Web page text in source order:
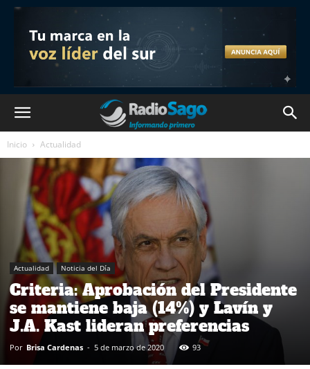
Inicio Actualidad
Actualidad Noticia del Día
Criteria: Aprobación del Presidente
se mantiene baja (14%) y Lavín y
J.A. Kast lideran preferencias
Por Brisa Cardenas - 5 de marzo de 2020 93